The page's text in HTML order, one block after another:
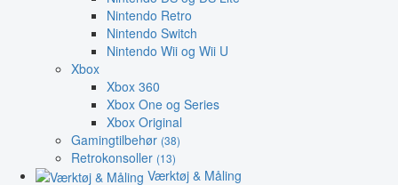
Nintendo Retro
Nintendo Switch
Nintendo Wii og Wii U
Xbox
Xbox 360
Xbox One og Series
Xbox Original
Gamingtilbehør (38)
Retrokonsoller (13)
Værktøj & Måling